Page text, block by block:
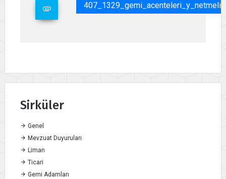
Sirküler
Genel
Mevzuat Duyuruları
Liman
Ticari
Gemi Adamları